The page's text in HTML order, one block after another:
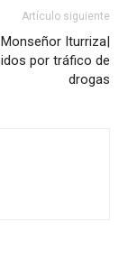
Artículo siguiente
Iturriza|
por tráfico de
drogas